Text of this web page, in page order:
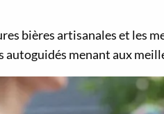
bières artisanales et les
autoguidés menant aux